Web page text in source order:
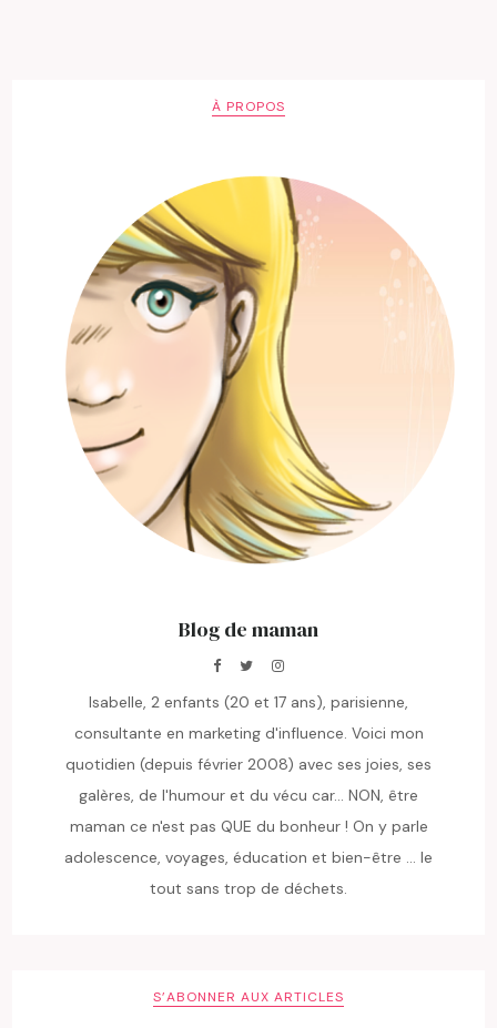
À PROPOS
Blog de maman
Isabelle, 2 enfants (20 et 17 ans), parisienne,
consultante en marketing d'influence. Voici mon
quotidien (depuis février 2008) avec ses joies, ses
galères, de l'humour et du vécu car... NON, être
maman ce n'est pas QUE du bonheur ! On y parle
adolescence, voyages, éducation et bien-être ... le
tout sans trop de déchets.
S’ABONNER AUX ARTICLES